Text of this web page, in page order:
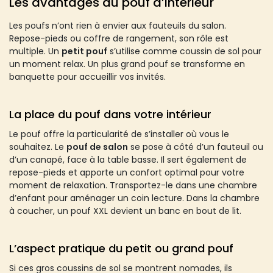
Les poufs n’ont rien à envier aux fauteuils du salon.
Repose-pieds ou coffre de rangement, son rôle est
multiple. Un petit pouf s’utilise comme coussin de sol pour
un moment relax. Un plus grand pouf se transforme en
banquette pour accueillir vos invités.
La place du pouf dans votre intérieur
Le pouf offre la particularité de s’installer où vous le
souhaitez. Le pouf de salon se pose à côté d’un fauteuil ou
d’un canapé, face à la table basse. Il sert également de
repose-pieds et apporte un confort optimal pour votre
moment de relaxation. Transportez-le dans une chambre
d’enfant pour aménager un coin lecture. Dans la chambre
à coucher, un pouf XXL devient un banc en bout de lit.
L’aspect pratique du petit ou grand pouf
Si ces gros coussins de sol se montrent nomades, ils